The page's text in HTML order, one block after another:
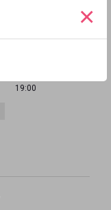
×
19:00